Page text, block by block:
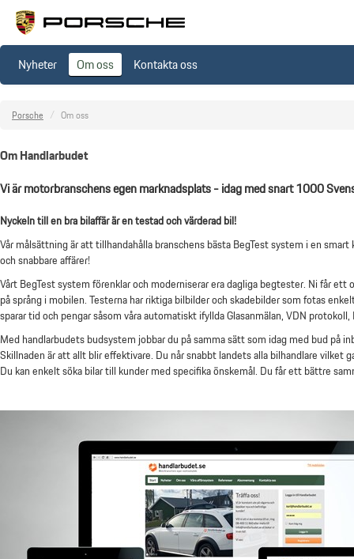
Nyheter Om oss Kontakta oss
Porsche / Om oss
Om Handlarbudet
Vi är motorbranschens egen marknadsplats - idag med snart 1000
Nyckeln till en bra bilaffär är en testad och värderad bil!
Vår målsättning är att tillhandahålla branschens bästa BegTest system i en
och snabbare affärer!
Vårt BegTest system förenklar och moderniserar era dagliga begtester. Ni får
på språng i mobilen. Testerna har riktiga bilbilder och skadebilder som fotas
sparar tid och pengar såsom våra automatiskt ifyllda Glasanmälan, VDN
Med handlarbudets budsystem jobbar du på samma sätt som idag med bud på
Skillnaden är att allt blir effektivare. Du når snabbt landets alla bilhandlare vilket
Du kan enkelt söka bilar till kunder med specifika önskemål. Du får ett bättre